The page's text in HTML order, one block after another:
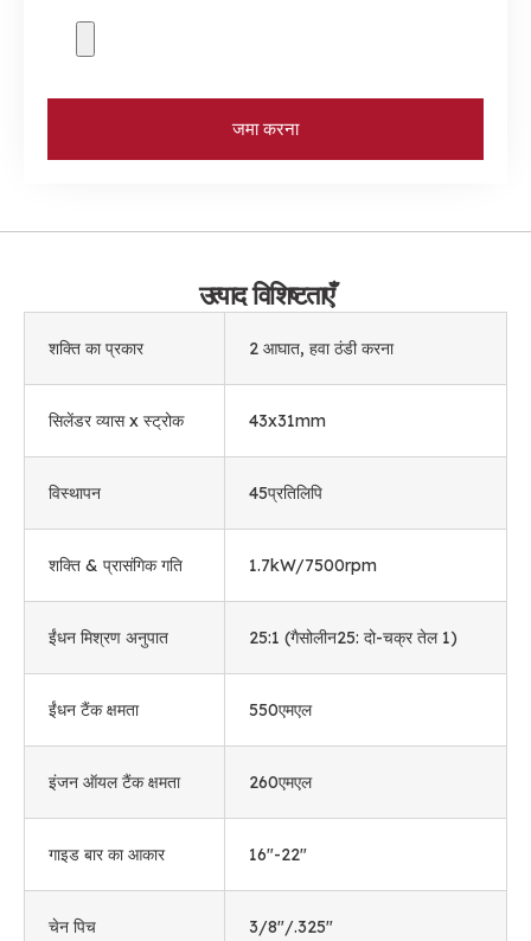
जमा करना
उत्पाद विशिष्टताएँ
शक्ति का प्रकार 2 आघात, हवा ठंडी करना
सिलेंडर व्यास x स्ट्रोक 43x31mm
विस्थापन 45प्रतिलिपि
शक्ति & प्रासंगिक गति 1.7kW/7500rpm
ईंधन मिश्रण अनुपात 25:1 (गैसोलीन25: दो-चक्र तेल 1)
ईंधन टैंक क्षमता 550एमएल
इंजन ऑयल टैंक क्षमता 260एमएल
गाइड बार का आकार 16"-22"
चेन पिच 3/8"/.325"